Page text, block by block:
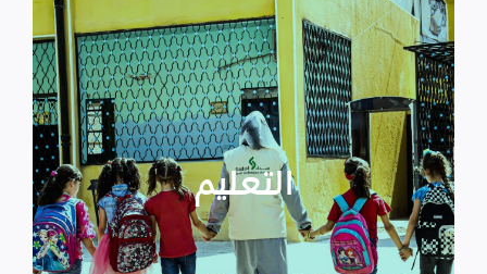
التعليم
الرسمي وبرامج التوعية التي
تستهدف الناشئين والأطفال مما
يساهم في تعزيز السلام و دعم
الأطفال المنقطعين عن العملية
التعليمية أو المتأخرين عن المراحل
الدراسية بسبب الصراع القائم.
اقرأ المزيد